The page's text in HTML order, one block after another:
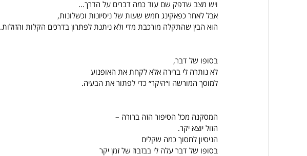
ויש מצב שדפק שם עוד כמה דברים על הדרך...
אבל לאחר כפאקינג חמש שעות של ניסיונות וכשלונות,
הוא הבין שהתקלה מורכבת מדי ולא ניתנת לפתרון בדרכים הקלות והזולות.
בסופו של דבר,
לא נותרה לי ברירה אלא לקחת את האופנוע
למוסך המורשה ו״היקר״ כדי לפתור את הבעיה.
המסקנה מכל הסיפור הזה ברורה –
הזול יוצא יקר.
הניסיון לחסוך כמה שקלים
בסופו של דבר עלה לי בבזבוז של זמן יקר